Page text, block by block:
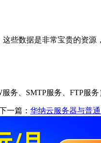
些数据是非常宝贵的资
务、SMTP服务、FTP服
一篇： 华纳云服务器与普